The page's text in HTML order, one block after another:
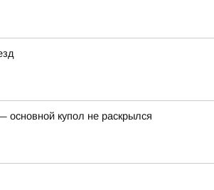
купол не раскрылся